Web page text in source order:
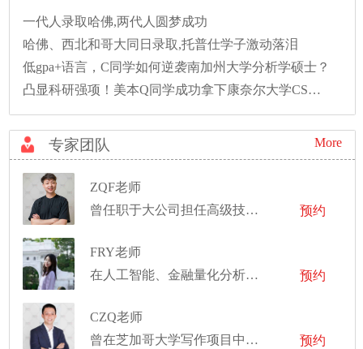
一代人录取哈佛,两代人圆梦成功
哈佛、西北和哥大同日录取,托普仕学子激动落泪
低gpa+语言，C同学如何逆袭南加州大学分析学硕士？
凸显科研强项！美本Q同学成功拿下康奈尔大学CS硕士录取！
专家团队 More
ZQF老师
曾任职于大公司担任高级技术项目经理
预约
FRY老师
在人工智能、金融量化分析等领域拥有丰富的职业经验
预约
CZQ老师
曾在芝加哥大学写作项目中担任写作导师
预约